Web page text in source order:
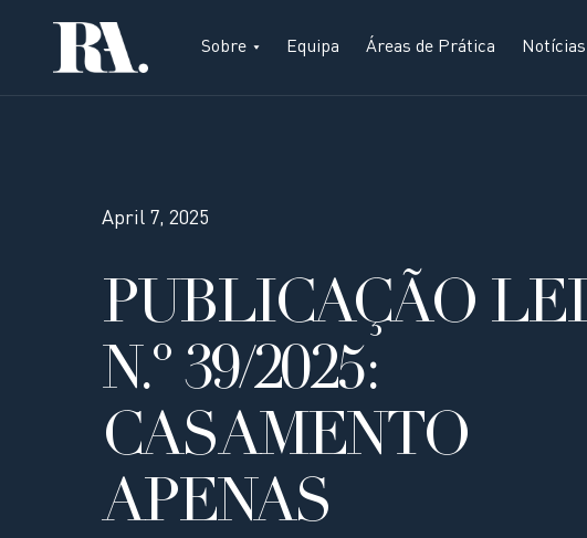
Sobre Equipa Áreas de Prática Notícias
April 7, 2025
PUBLICAÇÃO LEI
N.º 39/2025:
CASAMENTO
APENAS